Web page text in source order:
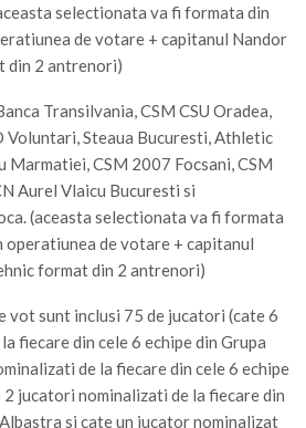
selectionata va fi formata din
de votare + capitanul Nandor
din 2 antrenori)
Transilvania, CSM CSU Oradea,
Voluntari, Steaua Bucuresti, Athletic
Marmatiei, CSM 2007 Focsani, CSM
Aurel Vlaicu Bucuresti si
(aceasta selectionata va fi formata
de votare + capitanul
format din 2 antrenori)
vot sunt inclusi 75 de jucatori (cate 6
fiecare din cele 6 echipe din Grupa
de la fiecare din cele 6 echipe
2 jucatori nominalizati de la fiecare din
si cate un jucator nominalizat